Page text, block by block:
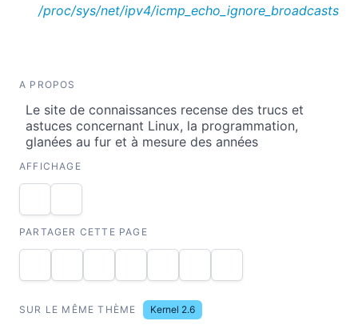
/proc/sys/net/ipv4/icmp_echo_ignore_broadcasts
A PROPOS
Le site de connaissances recense des trucs et
astuces concernant Linux, la programmation,
glanées au fur et à mesure des années
AFFICHAGE
PARTAGER CETTE PAGE
SUR LE MÊME THÈME Kernel 2.6